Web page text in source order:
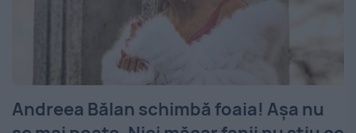
Andreea Bălan schimbă foaia! Așa nu